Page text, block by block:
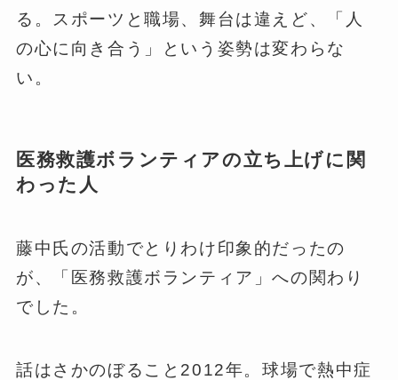
る。スポーツと職場、舞台は違えど、「人
の心に向き合う」という姿勢は変わらな
い。
医務救護ボランティアの立ち上げに関
わった人
藤中氏の活動でとりわけ印象的だったの
が、「医務救護ボランティア」への関わり
でした。
話はさかのぼること2012年。球場で熱中症